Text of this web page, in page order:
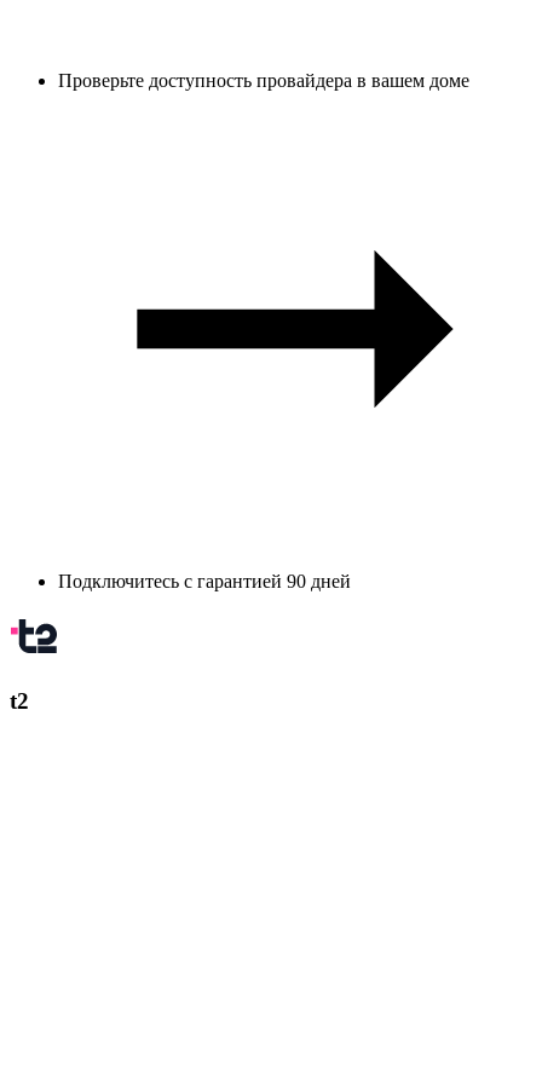
Проверьте доступность провайдера в вашем доме
Подключитесь с гарантией 90 дней
t2